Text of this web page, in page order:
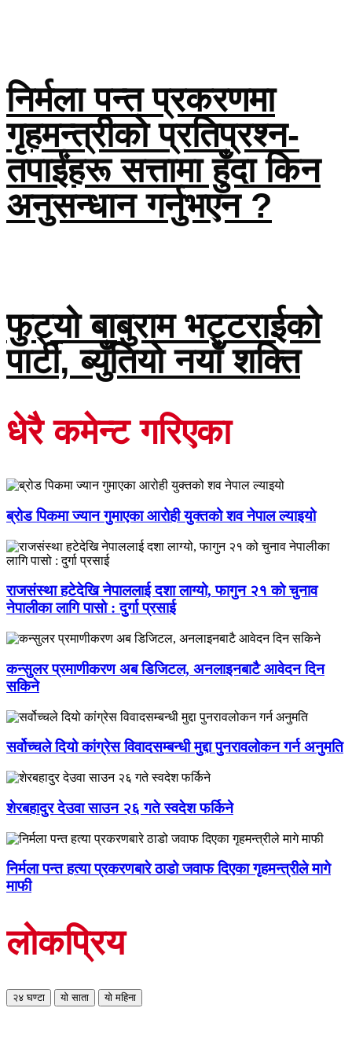
निर्मला पन्त प्रकरणमा
गृहमन्त्रीको प्रतिप्रश्न-
तपाईंहरू सत्तामा हुँदा किन
अनुसन्धान गर्नुभएन ?
फुट्यो बाबुराम भट्टराईको
पार्टी, ब्युँतियो नयाँ शक्ति
धेरै कमेन्ट गरिएका
ब्रोड पिकमा ज्यान गुमाएका आरोही युक्तको शव नेपाल ल्याइयो
राजसंस्था हटेदेखि नेपाललाई दशा लाग्यो, फागुन २१ को चुनाव
नेपालीका लागि पासो : दुर्गा प्रसाई
कन्सुलर प्रमाणीकरण अब डिजिटल, अनलाइनबाटै आवेदन दिन
सकिने
सर्वोच्चले दियो कांग्रेस विवादसम्बन्धी मुद्दा पुनरावलोकन गर्न अनुमति
शेरबहादुर देउवा साउन २६ गते स्वदेश फर्किने
निर्मला पन्त हत्या प्रकरणबारे ठाडो जवाफ दिएका गृहमन्त्रीले मागे
माफी
लोकप्रिय
२४ घण्टा यो साता यो महिना